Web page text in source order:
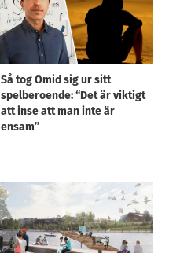
Så tog Omid sig ur sitt
spelberoende: “Det är viktigt
att inse att man inte är
ensam”